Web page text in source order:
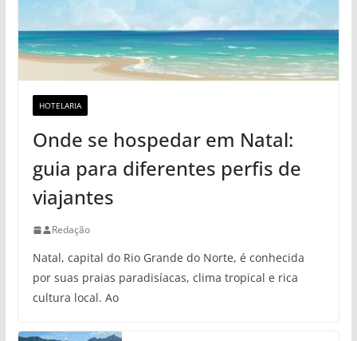
HOTELARIA
Onde se hospedar em Natal:
guia para diferentes perfis de
viajantes
Redação
Natal, capital do Rio Grande do Norte, é conhecida
por suas praias paradisíacas, clima tropical e rica
cultura local. Ao